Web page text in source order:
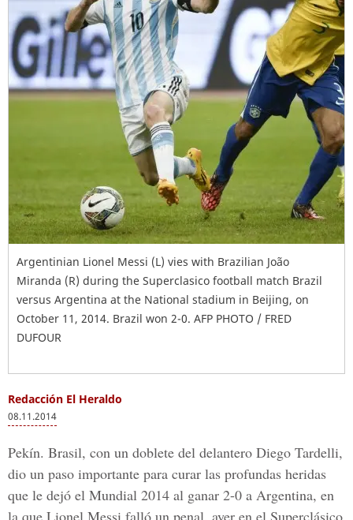
Argentinian Lionel Messi (L) vies with Brazilian João
Miranda (R) during the Superclasico football match Brazil
versus Argentina at the National stadium in Beijing, on
October 11, 2014. Brazil won 2-0. AFP PHOTO / FRED
DUFOUR
Redacción El Heraldo
08.11.2014
Pekín. Brasil, con un doblete del delantero Diego Tardelli,
dio un paso importante para curar las profundas heridas
que le dejó el Mundial 2014 al ganar 2-0 a Argentina, en
la que Lionel Messi falló un penal, ayer en el Superclásico